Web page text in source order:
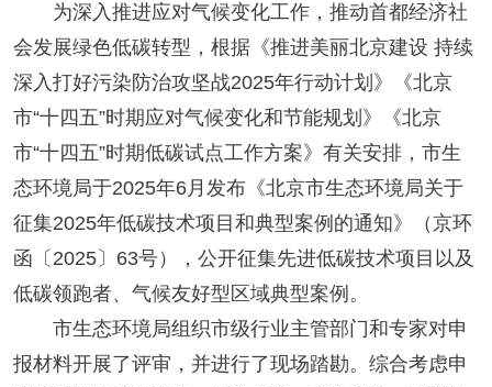
为深入推进应对气候变化工作，推动首都经济社
会发展绿色低碳转型，根据《推进美丽北京建设 持续
深入打好污染防治攻坚战2025年行动计划》《北京
市“十四五”时期应对气候变化和节能规划》《北京
市“十四五”时期低碳试点工作方案》有关安排，市生
态环境局于2025年6月发布《北京市生态环境局关于
征集2025年低碳技术项目和典型案例的通知》（京环
函〔2025〕63号），公开征集先进低碳技术项目以及
低碳领跑者、气候友好型区域典型案例。
市生态环境局组织市级行业主管部门和专家对申
报材料开展了评审，并进行了现场踏勘。综合考虑申